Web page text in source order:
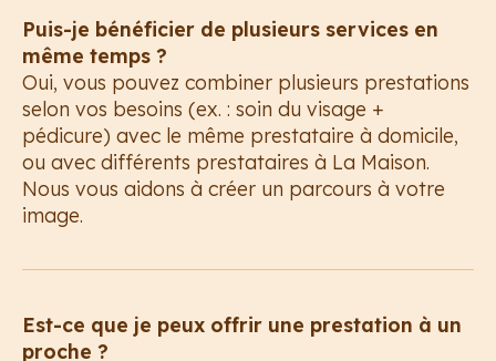
Puis-je bénéficier de plusieurs services en
même temps ?
Oui, vous pouvez combiner plusieurs prestations
selon vos besoins (ex. : soin du visage +
pédicure) avec le même prestataire à domicile,
ou avec différents prestataires à La Maison.
Nous vous aidons à créer un parcours à votre
image.
Est-ce que je peux offrir une prestation à un
proche ?